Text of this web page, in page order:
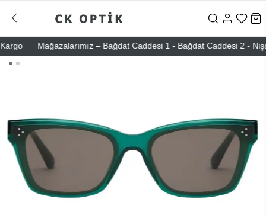
Mağazalarımız – Bağdat Caddesi 1 - Bağdat Caddesi 2 -